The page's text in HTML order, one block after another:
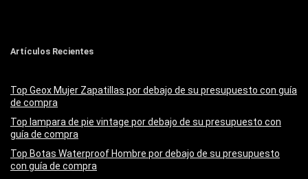
Artículos Recientes
Top Geox Mujer Zapatillas por debajo de su presupuesto con guía
de compra
Top lampara de pie vintage por debajo de su presupuesto con
guía de compra
Top Botas Waterproof Hombre por debajo de su presupuesto
con guía de compra